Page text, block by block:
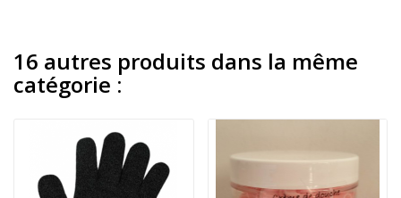
16 autres produits dans la même
catégorie :